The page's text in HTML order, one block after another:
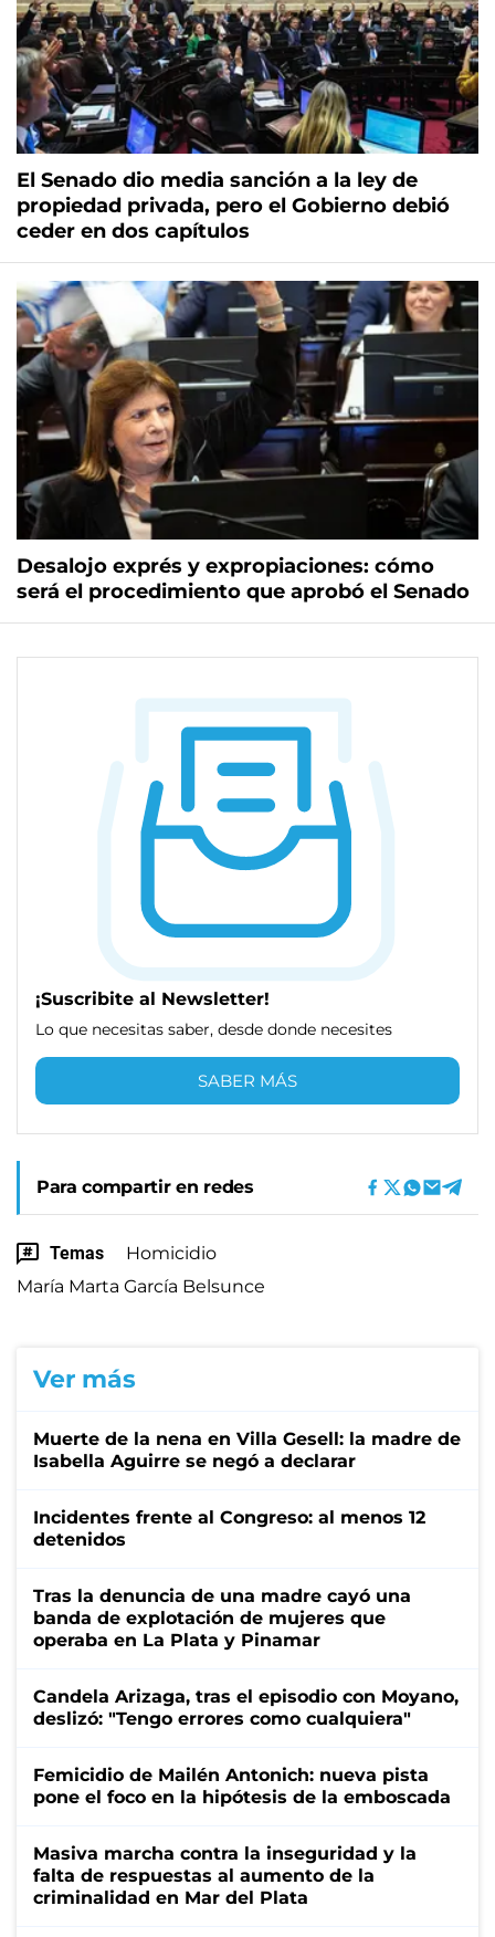
El Senado dio media sanción a la ley de
propiedad privada, pero el Gobierno debió
ceder en dos capítulos
Desalojo exprés y expropiaciones: cómo
será el procedimiento que aprobó el Senado
¡Suscribite al Newsletter!
Lo que necesitas saber, desde donde necesites
SABER MÁS
Para compartir en redes
Temas
Homicidio
María Marta García Belsunce
Ver más
Muerte de la nena en Villa Gesell: la madre de
Isabella Aguirre se negó a declarar
Incidentes frente al Congreso: al menos 12
detenidos
Tras la denuncia de una madre cayó una
banda de explotación de mujeres que
operaba en La Plata y Pinamar
Candela Arizaga, tras el episodio con Moyano,
deslizó: "Tengo errores como cualquiera"
Femicidio de Mailén Antonich: nueva pista
pone el foco en la hipótesis de la emboscada
Masiva marcha contra la inseguridad y la
falta de respuestas al aumento de la
criminalidad en Mar del Plata